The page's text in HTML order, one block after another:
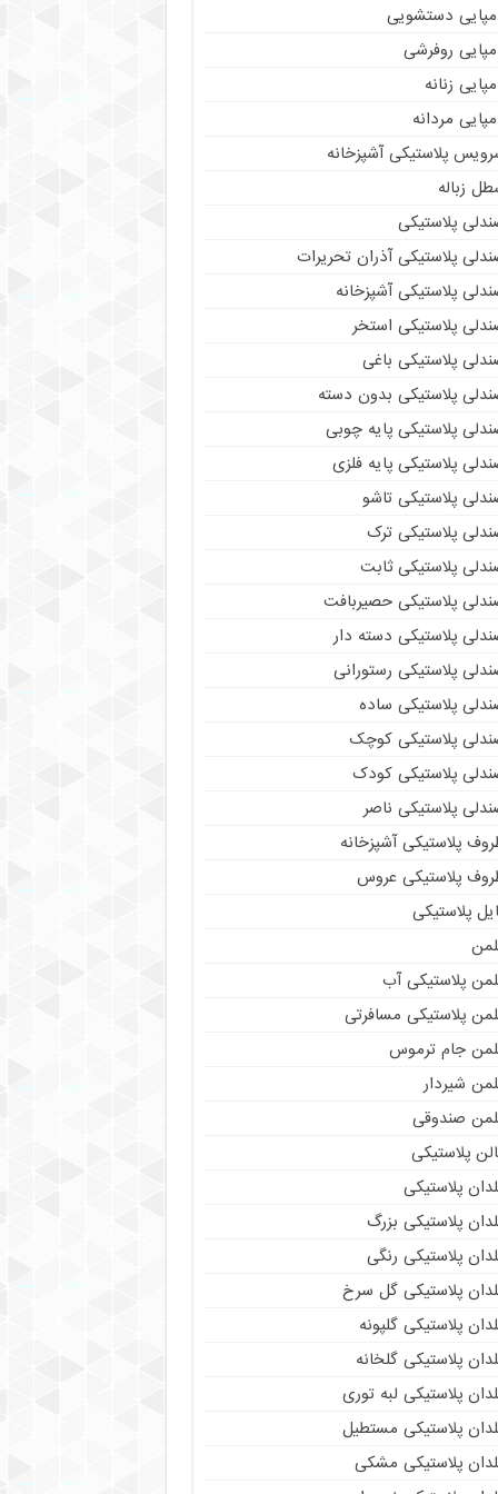
دستشویی
روفرشی
زنانه
مردانه
پلاستیکی آشپزخانه
زباله
پلاستیکی
پلاستیکی آذران تحریرات
پلاستیکی آشپزخانه
پلاستیکی استخر
پلاستیکی باغی
پلاستیکی بدون دسته
پلاستیکی پایه چوبی
پلاستیکی پایه فلزی
پلاستیکی تاشو
پلاستیکی ترک
پلاستیکی ثابت
پلاستیکی حصیربافت
پلاستیکی دسته دار
پلاستیکی رستورانی
پلاستیکی ساده
پلاستیکی کوچک
پلاستیکی کودک
پلاستیکی ناصر
پلاستیکی آشپزخانه
پلاستیکی عروس
پلاستیکی
پلاستیکی آب
پلاستیکی مسافرتی
جام ترموس
شیردار
صندوقی
پلاستیکی
پلاستیکی
پلاستیکی بزرگ
پلاستیکی رنگی
پلاستیکی گل سرخ
پلاستیکی گلپونه
پلاستیکی گلخانه
پلاستیکی لبه توری
پلاستیکی مستطیل
پلاستیکی مشکی